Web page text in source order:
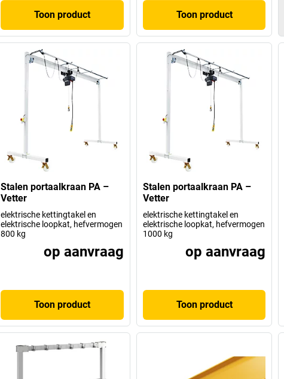
Toon product Toon product
Stalen portaalkraan PA –
Vetter
elektrische kettingtakel en
elektrische loopkat, hefvermogen
800 kg
op aanvraag
Toon product
Stalen portaalkraan PA –
Vetter
elektrische kettingtakel en
elektrische loopkat, hefvermogen
1000 kg
op aanvraag
Toon product